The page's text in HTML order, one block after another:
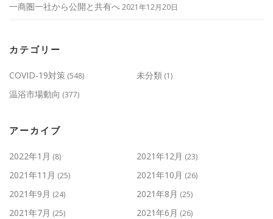
一商圏一社から公開と共有へ2021年12月20日
カテゴリー
COVID-19対策 (548) 未分類 (1)
温浴市場動向 (377)
アーカイブ
2022年1月 (8) 2021年12月 (23)
2021年11月 (25) 2021年10月 (26)
2021年9月 (24) 2021年8月 (25)
2021年7月 (25) 2021年6月 (26)